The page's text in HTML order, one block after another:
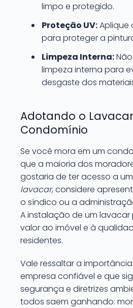
limpo e protegido.
Proteção UV:Aplique
para proteger a
Limpeza Interna:
limpeza interna para
desgaste dos
Adotando o
Condomínio
Se você mora em um
que a maioria dos
gostaria de ter acesso a
lavacar, considere
o síndico ou a
A instalação de um
valor ao imóvel e à
residentes.
Vale ressaltar a
empresa confiável e que
segurança e diretrizes
todos saem ganhando: